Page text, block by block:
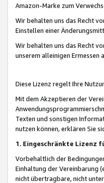
Amazon-Marke zum
Wir behalten uns das Recht
Einstellen einer
Wir behalten uns das Recht
unserem alleinigen Ermessen
Diese Lizenz regelt Ihre
Mit dem Akzeptieren der
Texten und sonstigen
nutzen können, erklären Sie
1. Eingeschränkte Lizenz
Vorbehaltlich der
Einhaltung der Vereinbarung
nicht übertragbare, nicht